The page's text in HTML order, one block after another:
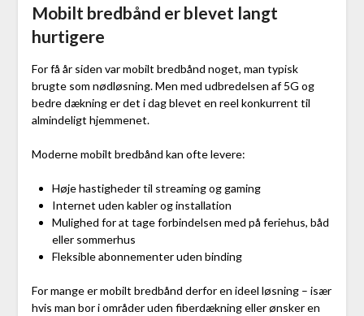
Mobilt bredbånd er blevet langt
hurtigere
For få år siden var mobilt bredbånd noget, man typisk
brugte som nødløsning. Men med udbredelsen af 5G og
bedre dækning er det i dag blevet en reel konkurrent til
almindeligt hjemmenet.
Moderne mobilt bredbånd kan ofte levere:
Høje hastigheder til streaming og gaming
Internet uden kabler og installation
Mulighed for at tage forbindelsen med på feriehus, båd
eller sommerhus
Fleksible abonnementer uden binding
For mange er mobilt bredbånd derfor en ideel løsning – især
hvis man bor i områder uden fiberdækning eller ønsker en